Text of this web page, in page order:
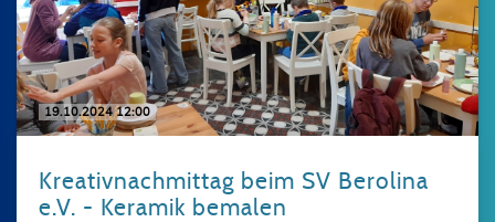
19.10.2024 12:00
Kreativnachmittag beim SV Berolina
e.V. - Keramik bemalen